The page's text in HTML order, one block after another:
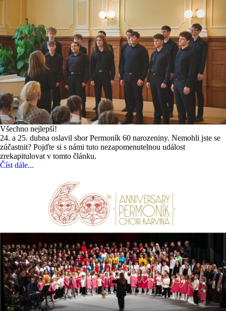
Všechno nejlepší!
24. a 25. dubna oslavil sbor Permoník 60 narozeniny. Nemohli jste se
zúčastnit? Pojďte si s námi tuto nezapomenutelnou událost
zrekapitulovat v tomto článku.
Číst dále...